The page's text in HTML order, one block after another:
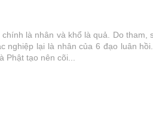
là nhân và khổ là quả. Do tham,
nghiệp lại là nhân của 6 đạo luân
Phật tạo nên cõi...